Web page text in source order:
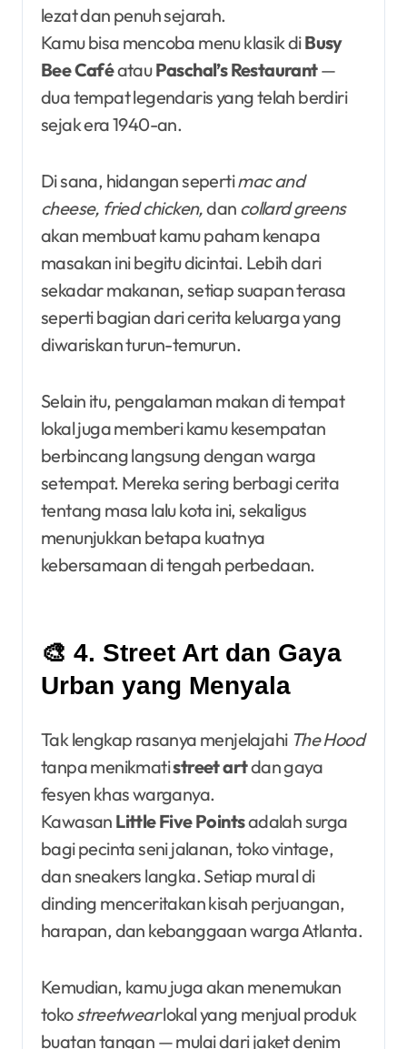
lezat dan penuh sejarah.
Kamu bisa mencoba menu klasik diBusy
Bee CaféatauPaschal’s Restaurant—
dua tempat legendaris yang telah berdiri
sejak era 1940-an.
Di sana, hidangan sepertimac and
cheese, fried chicken,dan collard greens
akan membuat kamu paham kenapa
masakan ini begitu dicintai. Lebih dari
sekadar makanan, setiap suapan terasa
seperti bagian dari cerita keluarga yang
diwariskan turun-temurun.
Selain itu, pengalaman makan di tempat
lokal juga memberi kamu kesempatan
berbincang langsung dengan warga
setempat. Mereka sering berbagi cerita
tentang masa lalu kota ini, sekaligus
menunjukkan betapa kuatnya
kebersamaan di tengah perbedaan.
🎨 4. Street Art dan Gaya
Urban yang Menyala
Tak lengkap rasanya menjelajahi The Hood
tanpa menikmatistreet artdan gaya
fesyen khas warganya.
Kawasan Little Five Pointsadalah surga
bagi pecinta seni jalanan, toko vintage,
dan sneakers langka. Setiap mural di
dinding menceritakan kisah perjuangan,
harapan, dan kebanggaan warga Atlanta.
Kemudian, kamu juga akan menemukan
tokostreetwearlokal yang menjual produk
buatan tangan — mulai dari jaket denim